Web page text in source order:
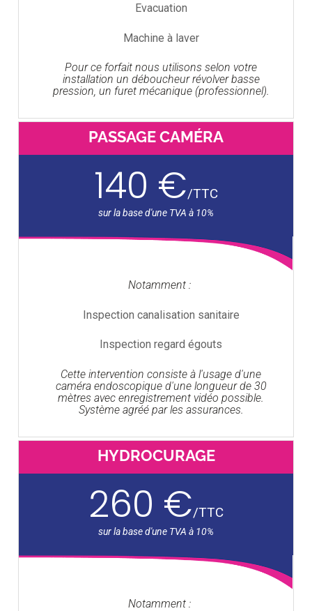
Evacuation
Machine à laver
Pour ce forfait nous utilisons selon votre
installation un déboucheur révolver basse
pression, un furet mécanique (professionnel).
PASSAGE CAMÉRA
140 €/TTC
Notamment :
Inspection canalisation sanitaire
Inspection regard égouts
Cette intervention consiste à l'usage d'une
caméra endoscopique d'une longueur de 30
mètres avec enregistrement vidéo possible.
Système agréé par les assurances.
HYDROCURAGE
260 €/TTC
Notamment :